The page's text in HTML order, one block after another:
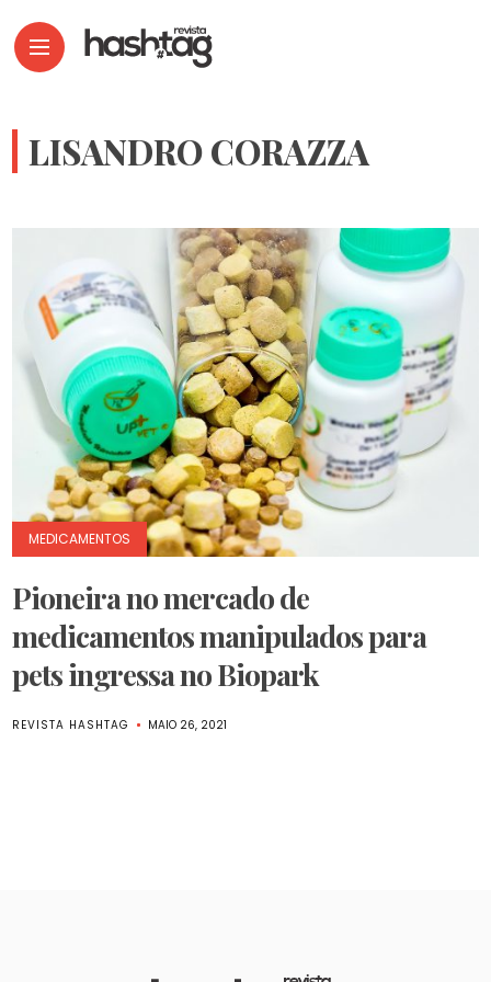
LISANDRO CORAZZA
MEDICAMENTOS
Pioneira no mercado de
medicamentos manipulados para
pets ingressa no Biopark
REVISTA HASHTAG MAIO 26, 2021